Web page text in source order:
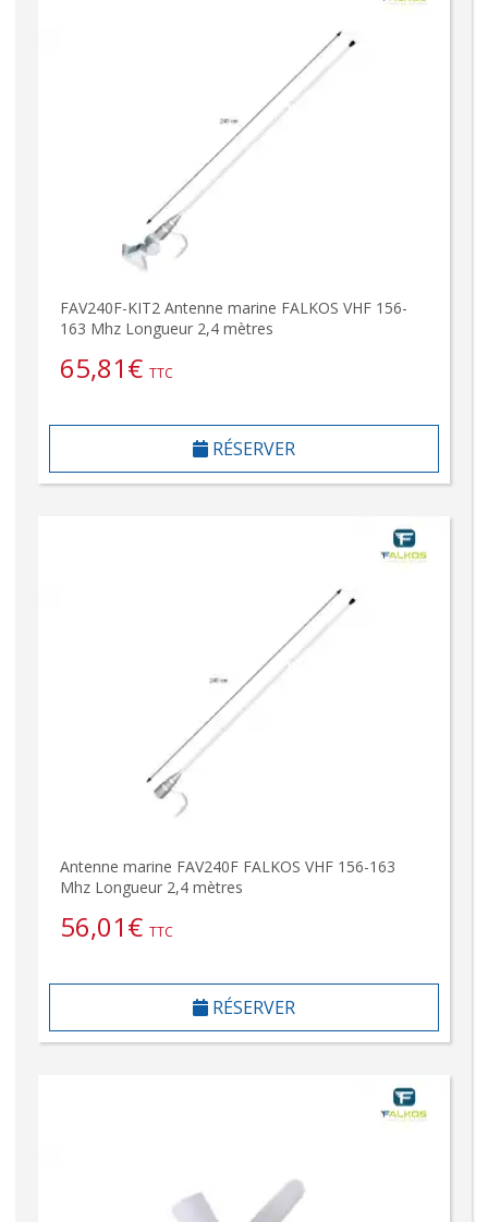
FAV240F-KIT2 Antenne marine FALKOS VHF 156-
163 Mhz Longueur 2,4 mètres
65,81€ TTC
RÉSERVER
Antenne marine FAV240F FALKOS VHF 156-163
Mhz Longueur 2,4 mètres
56,01€ TTC
RÉSERVER